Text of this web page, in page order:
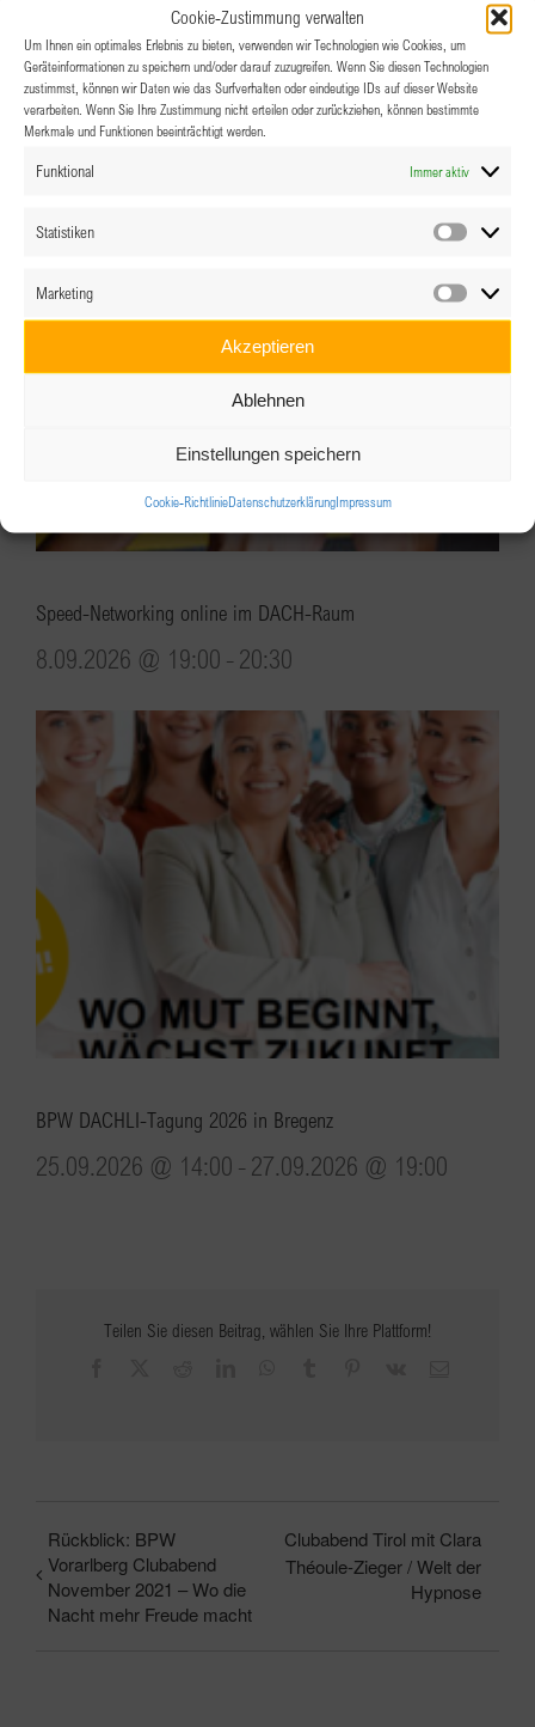
Cookie-Zustimmung verwalten
Um Ihnen ein optimales Erlebnis zu bieten, verwenden wir Technologien wie Cookies, um
Geräteinformationen zu speichern und/oder darauf zuzugreifen. Wenn Sie diesen Technologien
zustimmst, können wir Daten wie das Surfverhalten oder eindeutige IDs auf dieser Website
verarbeiten. Wenn Sie Ihre Zustimmung nicht erteilen oder zurückziehen, können bestimmte
Merkmale und Funktionen beeinträchtigt werden.
Funktional Immer aktiv
Statistiken
Marketing
Akzeptieren
Ablehnen
Einstellungen speichern
Cookie-RichtlinieDatenschutzerklärungImpressum
Arts & Culture – Kick-off
Speed-Networking online im DACH-Raum
8.09.2026 @ 19:00 - 20:30
BPW DACHLI-Tagung 2026 in Bregenz
25.09.2026 @ 14:00 - 27.09.2026 @ 19:00
Teilen Sie diesen Beitrag, wählen Sie Ihre Plattform!
Rückblick: BPW
Vorarlberg Clubabend
November 2021 – Wo die
Nacht mehr Freude macht
Clubabend Tirol mit Clara
Théoule-Zieger / Welt der
Hypnose